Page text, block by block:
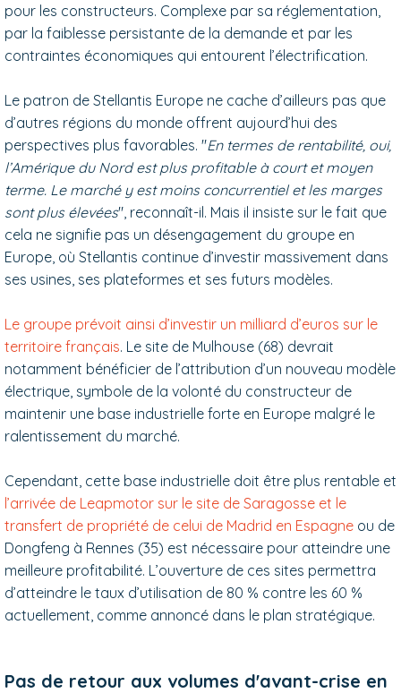
pour les constructeurs. Complexe par sa réglementation,
par la faiblesse persistante de la demande et par les
contraintes économiques qui entourent l’électrification.
Le patron de Stellantis Europe ne cache d’ailleurs pas que
d’autres régions du monde offrent aujourd’hui des
perspectives plus favorables. "En termes de rentabilité, oui,
l’Amérique du Nord est plus profitable à court et moyen
terme. Le marché y est moins concurrentiel et les marges
sont plus élevées", reconnaît-il. Mais il insiste sur le fait que
cela ne signifie pas un désengagement du groupe en
Europe, où Stellantis continue d’investir massivement dans
ses usines, ses plateformes et ses futurs modèles.
Le groupe prévoit ainsi d’investir un milliard d’euros sur le
territoire français. Le site de Mulhouse (68) devrait
notamment bénéficier de l’attribution d’un nouveau modèle
électrique, symbole de la volonté du constructeur de
maintenir une base industrielle forte en Europe malgré le
ralentissement du marché.
Cependant, cette base industrielle doit être plus rentable et
l’arrivée de Leapmotor sur le site de Saragosse et le
transfert de propriété de celui de Madrid en Espagne ou de
Dongfeng à Rennes (35) est nécessaire pour atteindre une
meilleure profitabilité. L’ouverture de ces sites permettra
d’atteindre le taux d’utilisation de 80 % contre les 60 %
actuellement, comme annoncé dans le plan stratégique.
Pas de retour aux volumes d'avant-crise en